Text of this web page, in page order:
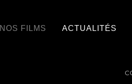
NOS FILMS ACTUALITÉS